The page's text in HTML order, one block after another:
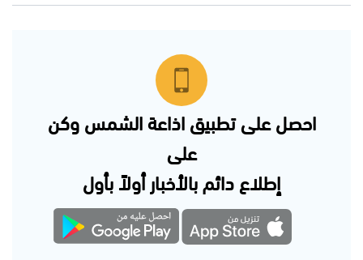
احصل على تطبيق اذاعة الشمس وكن
على
إطلاع دائم بالأخبار أولاً بأول